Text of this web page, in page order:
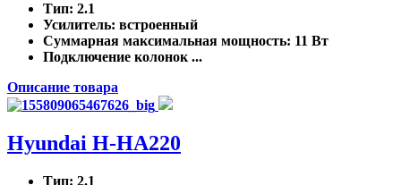
Тип: 2.1
Усилитель: встроенный
Суммарная максимальная мощность: 11 Вт
Подключение колонок ...
Описание товара
Hyundai H-HA220
Тип: 2.1